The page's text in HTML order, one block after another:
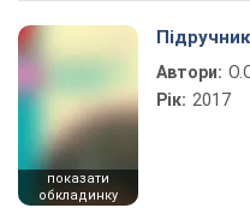
показати
обкладинку
Автори:
Рік: 2017